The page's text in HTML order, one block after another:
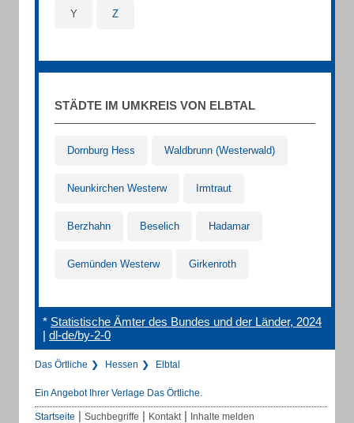
Y Z
STÄDTE IM UMKREIS VON ELBTAL
Dornburg Hess Waldbrunn (Westerwald)
Neunkirchen Westerw Irmtraut
Berzhahn Beselich Hadamar
Gemünden Westerw Girkenroth
* Statistische Ämter des Bundes und der Länder, 2024
| dl-de/by-2-0
Das Örtliche Hessen Elbtal
Ein Angebot Ihrer Verlage Das Örtliche.
Startseite | Suchbegriffe | Kontakt | Inhalte melden